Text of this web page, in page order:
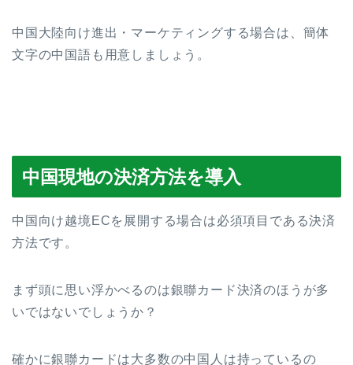
中国大陸向け進出・マーケティングする場合は、簡体
文字の中国語も用意しましょう。
中国現地の決済方法を導入
中国向け越境ECを展開する場合は必須項目である決済
方法です。
まず頭に思い浮かべるのは銀聯カード決済のほうが多
いではないでしょうか？
確かに銀聯カードは大多数の中国人は持っているの